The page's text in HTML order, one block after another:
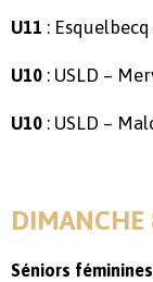
U11 :
U10 : USLD –
U10 : USLD –
DIMANCHE
Séniors féminines